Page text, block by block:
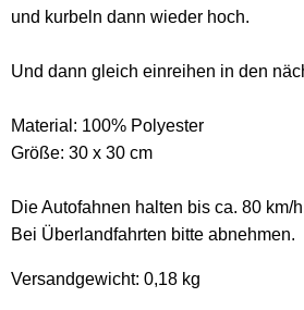
und kurbeln dann wieder hoch.
Und dann gleich einreihen in den
Material: 100% Polyester
Größe: 30 x 30 cm
Die Autofahnen halten bis ca. 80 km/
Bei Überlandfahrten bitte abnehmen.
Versandgewicht: 0,18 kg